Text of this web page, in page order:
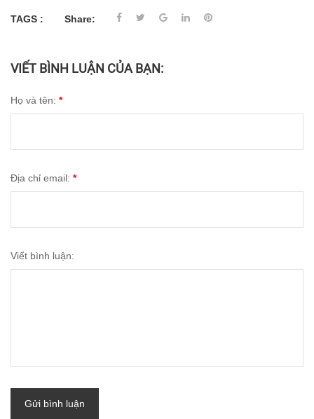
TAGS : Share:
VIẾT BÌNH LUẬN CỦA BẠN:
Họ và tên: *
Địa chỉ email: *
Viết bình luận:
Gửi bình luận